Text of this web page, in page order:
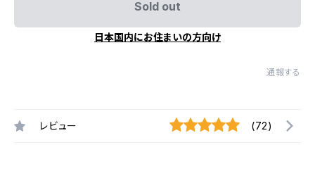
Sold out
日本国内にお住まいの方向け
通報する
レビュー (72)